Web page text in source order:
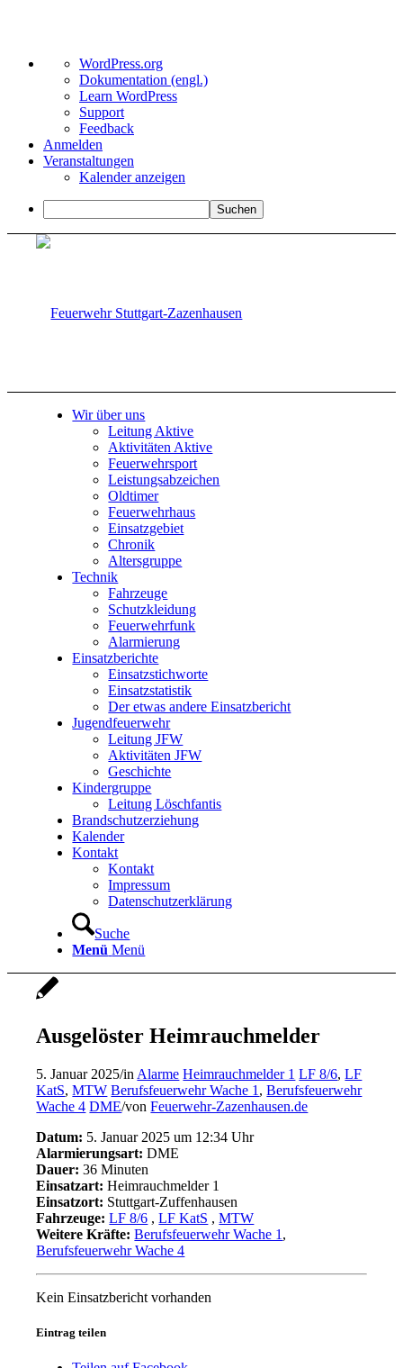
Über
WordPress
WordPress.org
Dokumentation (engl.)
Learn WordPress
Support
Feedback
Anmelden
Veranstaltungen
Kalender anzeigen
Suchen
Wir über uns
Leitung Aktive
Aktivitäten Aktive
Feuerwehrsport
Leistungsabzeichen
Oldtimer
Feuerwehrhaus
Einsatzgebiet
Chronik
Altersgruppe
Technik
Fahrzeuge
Schutzkleidung
Feuerwehrfunk
Alarmierung
Einsatzberichte
Einsatzstichworte
Einsatzstatistik
Der etwas andere Einsatzbericht
Jugendfeuerwehr
Leitung JFW
Aktivitäten JFW
Geschichte
Kindergruppe
Leitung Löschfantis
Brandschutzerziehung
Kalender
Kontakt
Kontakt
Impressum
Datenschutzerklärung
Suche
Menü Menü
Ausgelöster Heimrauchmelder
5. Januar 2025/in Alarme Heimrauchmelder 1 LF 8/6,LF
KatS,MTW Berufsfeuerwehr Wache 1 ,Berufsfeuerwehr
Wache 4 DME/vonFeuerwehr-Zazenhausen.de
Datum: 5. Januar 2025 um 12:34 Uhr
Alarmierungsart: DME
Dauer: 36 Minuten
Einsatzart: Heimrauchmelder 1
Einsatzort: Stuttgart-Zuffenhausen
Fahrzeuge: LF 8/6 ,LF KatS ,MTW
Weitere Kräfte: Berufsfeuerwehr Wache 1 ,
Berufsfeuerwehr Wache 4
Kein Einsatzbericht vorhanden
Eintrag teilen